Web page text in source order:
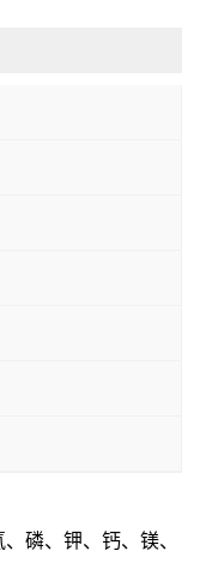
磷、钾、钙、镁、